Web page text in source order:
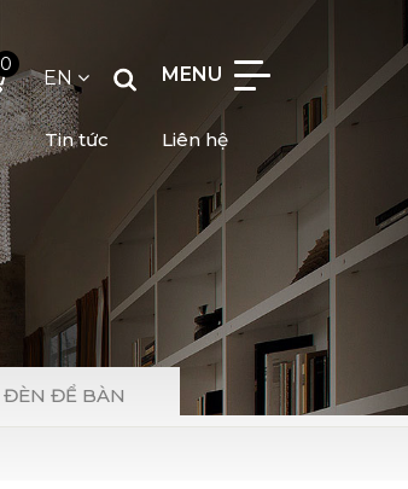
MENU
EN
0
Tin tức Liên hệ
ĐÈN ĐỂ BÀN